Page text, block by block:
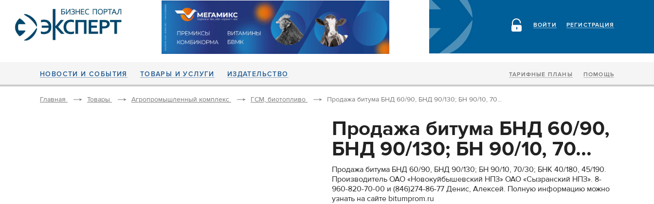
РЕГИСТРАЦИЯ
ВОЙТИ
НОВОСТИ И СОБЫТИЯ ТОВАРЫ И УСЛУГИ ИЗДАТЕЛЬСТВО ТАРИФНЫЕ ПЛАНЫ ПОМОЩЬ
Главная Товары Агропромышленный комплекс ГСМ, биотопливо Продажа битума БНД 60/90, БНД 90/130; БН 90/10, 70...
Продажа битума БНД 60/90,
БНД 90/130; БН 90/10, 70...
Продажа битума БНД 60/90, БНД 90/130; БН 90/10, 70/30; БНК 40/180, 45/190.
Производитель ОАО «Новокуйбышевский НПЗ» ОАО «Сызранский НПЗ». 8-
960-820-70-00 и (846)274-86-77 Денис, Алексей. Полную информацию можно
узнать на сайте bitumprom.ru